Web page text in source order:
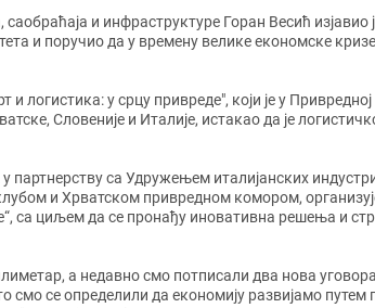
и инфраструктуре Горан Весић изјавио
и поручио да у времену велике економске
и логистика: у срцу привреде", који је у
Словеније и Италије, истакао да је
партнерству са Удружењем италијанских
и Хрватском привредном комором,
са циљем да се пронађу иновативна решења и
а недавно смо потписали два нова
се определили да економију развијамо